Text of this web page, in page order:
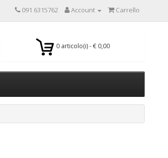
091 6315762 Account Carrello
0 articolo(i) - € 0,00